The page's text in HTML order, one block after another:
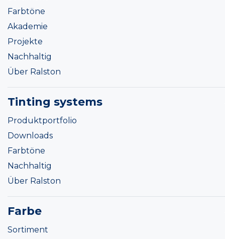
Farbtöne
Akademie
Projekte
Nachhaltig
Über Ralston
Tinting systems
Produktportfolio
Downloads
Farbtöne
Nachhaltig
Über Ralston
Farbe
Sortiment